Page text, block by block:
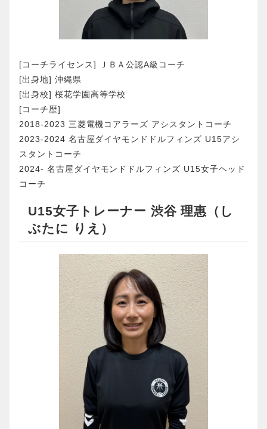
[コーチライセンス] ＪＢＡ公認A級コーチ
[出身地] 沖縄県
[出身校] 桜花学園高等学校
[コーチ歴]
2018-2023 三菱電機コアラーズ アシスタントコーチ
2023-2024 名古屋ダイヤモンドドルフィンズ U15アシ
スタントコーチ
2024- 名古屋ダイヤモンドドルフィンズ U15女子ヘッド
コーチ
U15女子トレーナー 渋谷 理惠（し
ぶたに りえ）